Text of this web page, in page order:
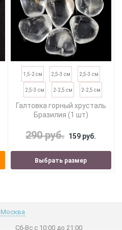
1,5-2 см 2,5-3 см 2,5-3 см
2,5-3 см 2-2,5 см 2-2,5 см
Галтовка горный хрусталь
Бразилия (1 шт)
290 руб. 159 руб.
Выбрать размер
Москва
Сб-Вс с 10:00 до 21:00